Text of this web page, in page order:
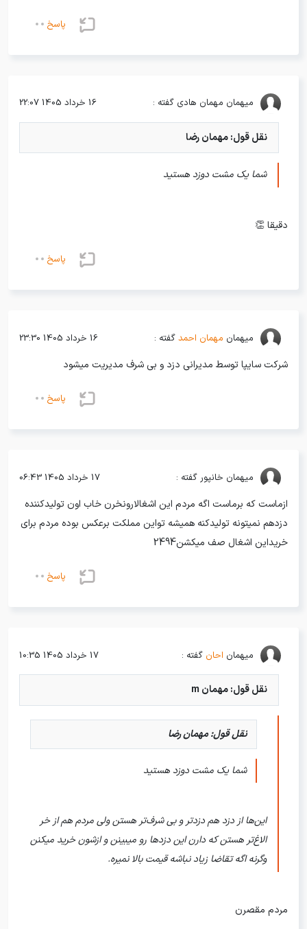
پاسخ
میهمان مهمان هادی گفته : 16 خرداد 1405 22:07
نقل قول: مهمان رضا
شما یک مشت دوزد هستید
دقیقا 👏
پاسخ
میهمان مهمان احمد گفته : 16 خرداد 1405 23:30
شرکت سایپا توسط مدیرانی دزد و بی شرف مدیریت میشود
پاسخ
میهمان خانپور گفته : 17 خرداد 1405 06:43
ازماست که برماست اگه مردم این اشغالارونخرن خاب اون تولیدکننده
دزدهم نمیتونه تولیدکنه همیشه تواین مملکت برعکس بوده مردم برای
خریداین اشغال صف میکشن2494
پاسخ
میهمان احان گفته : 17 خرداد 1405 10:35
نقل قول: مهمان m
نقل قول: مهمان رضا
شما یک مشت دوزد هستید
این‌ها از دزد هم دزدتر و بی شرف‌تر هستن ولی مردم هم از خر
الاغ‌تر هستن که دارن این دزدها رو میبینن و ازشون خرید میکنن
وگرنه اگه تقاضا زیاد نباشه قیمت بالا نمیره.
مردم مقصرن